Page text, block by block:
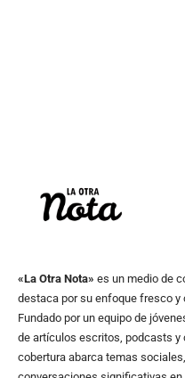
«La Otra Nota» es un medio de
destaca por su enfoque fresco
Fundado por un equipo de
de artículos escritos, podcasts
cobertura abarca temas